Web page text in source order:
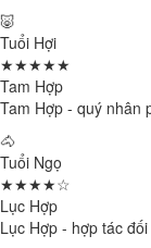
🐷
Tuổi Hợi
★★★★★
Tam Hợp
Tam Hợp - quý nhân
🐴
Tuổi Ngọ
★★★★☆
Lục Hợp
Lục Hợp - hợp tác